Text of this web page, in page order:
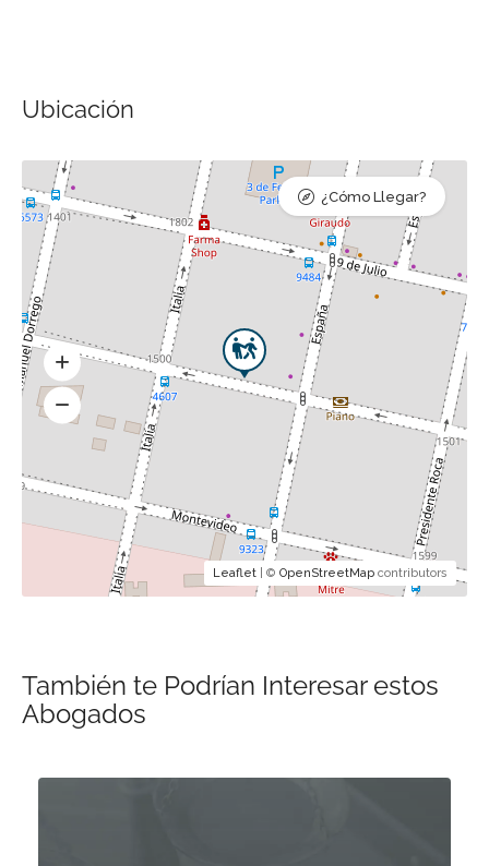
Ubicación
Leaflet | © OpenStreetMap contributors
¿Cómo Llegar?
También te Podrían Interesar estos
Abogados